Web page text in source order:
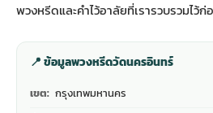
พวงหรีดและคำไว้อาลัยที่เรารวบรวมไว้ก่
📍 ข้อมูลพวงหรีดวัดนครอินทร์
เขต: กรุงเทพมหานคร